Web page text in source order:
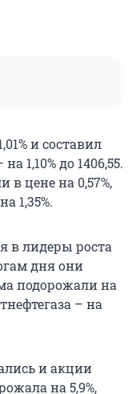
и составил
1,10% до 1406,55.
в цене на 0,57%,
1,35%.
в лидеры роста
дня они
подорожали на
– на
и акции
на 5,9%,